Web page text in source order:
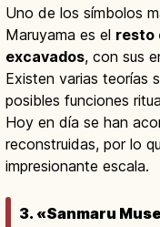
Uno de los símbolos
Maruyama es el resto
excavados, con sus
Existen varias teorías
posibles funciones
Hoy en día se han
reconstruidas, por lo
impresionante escala.
3. «Sanmaru